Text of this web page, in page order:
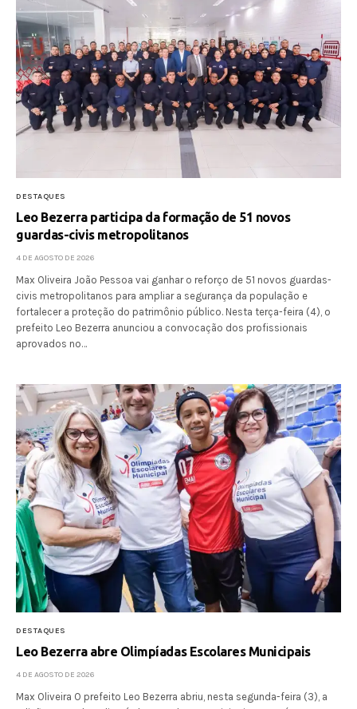
DESTAQUES
Leo Bezerra participa da formação de 51 novos
guardas-civis metropolitanos
4 DE AGOSTO DE 2026
Max Oliveira João Pessoa vai ganhar o reforço de 51 novos guardas-
civis metropolitanos para ampliar a segurança da população e
fortalecer a proteção do patrimônio público. Nesta terça-feira (4), o
prefeito Leo Bezerra anunciou a convocação dos profissionais
aprovados no…
DESTAQUES
Leo Bezerra abre Olimpíadas Escolares Municipais
4 DE AGOSTO DE 2026
Max Oliveira O prefeito Leo Bezerra abriu, nesta segunda-feira (3), a